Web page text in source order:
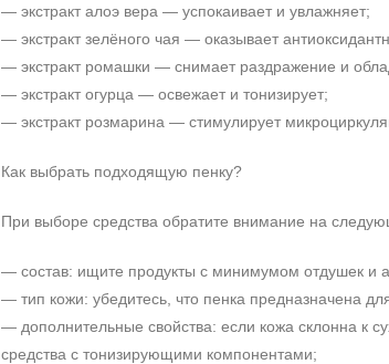
— экстракт алоэ вера — успокаивает и увлажняет;
— экстракт зелёного чая — оказывает
— экстракт ромашки — снимает раздражение и
— экстракт огурца — освежает и тонизирует;
— экстракт розмарина — стимулирует
Как выбрать подходящую пенку?
При выборе средства обратите внимание на
— состав: ищите продукты с минимумом отдушек и
— тип кожи: убедитесь, что пенка предназначена
— дополнительные свойства: если кожа склонна к
средства с тонизирующими компонентами;